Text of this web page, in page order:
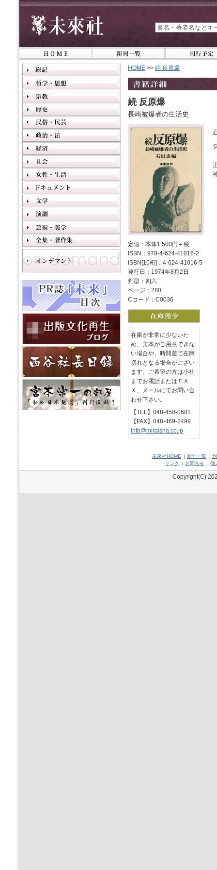
HOME >> 続 反原爆
続 反原爆
長崎被爆者の生活史
定価：本体1,500円＋税
ISBN：978-4-624-41016-2
ISBN[10桁]：4-624-41016-5
発行日：1974年8月2日
判型：四六
ページ：280
Cコード：C0036
在庫が非常に少ないた
め、美本がご用意できな
い場合や、時間差で在庫
切れとなる場合がござい
ます。ご希望の方は小社
までお電話またはＦＡ
Ｘ、メールにてお問い合
わせ下さい。
【TEL】048-450-0681
【FAX】048-469-2499
info@miraisha.co.jp
未來社HOME | 新刊一覧 |
リンク
| お問合せ | 個
Copyright(C)